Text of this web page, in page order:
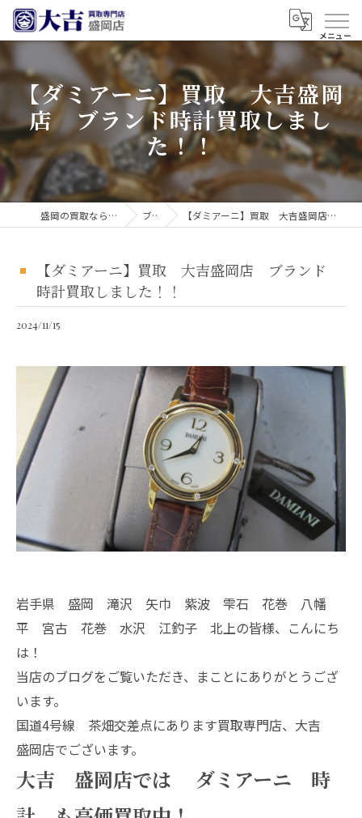
【ダミアーニ】買取 大吉盛岡
店 ブランド時計買取しまし
た！！
盛岡の買取なら買取大吉 盛岡店 ブログ 【ダミアーニ】買取 大吉盛岡店 ブランド時計買取しました！！
【ダミアーニ】買取 大吉盛岡店 ブランド
時計買取しました！！
2024/11/15
岩手県 盛岡 滝沢 矢巾 紫波 雫石 花巻 八幡
平 宮古 花巻 水沢 江釣子 北上の皆様、こんにち
は！
当店のブログをご覧いただき、まことにありがとうござ
います。
国道4号線 茶畑交差点にあります買取専門店、大吉
盛岡店でございます。
大吉 盛岡店では ダミアーニ 時